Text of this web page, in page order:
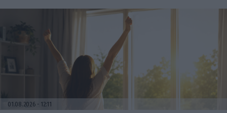
01.08.2026 12:11